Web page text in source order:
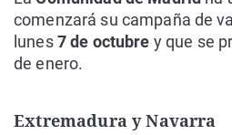
comenzará su campaña de
lunes7 de octubre y que se
de enero.
Extremadura y Navarra